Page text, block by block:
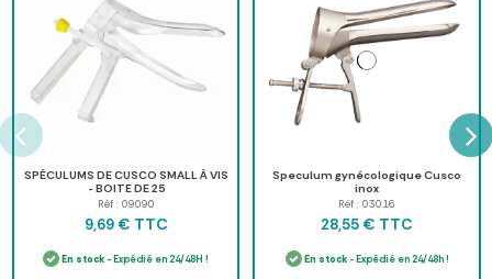
SPÉCULUMS DE CUSCO SMALL À VIS
- BOITE DE 25
Réf : 09090
9,69 € TTC
En stock - Expédié en 24/48H !
Speculum gynécologique Cusco
inox
Réf : 03016
28,55 € TTC
En stock- Expédié en 24/48h !